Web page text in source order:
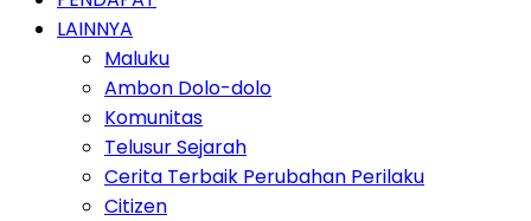
LAINNYA
Maluku
Ambon Dolo-dolo
Komunitas
Telusur Sejarah
Cerita Terbaik Perubahan Perilaku
Citizen